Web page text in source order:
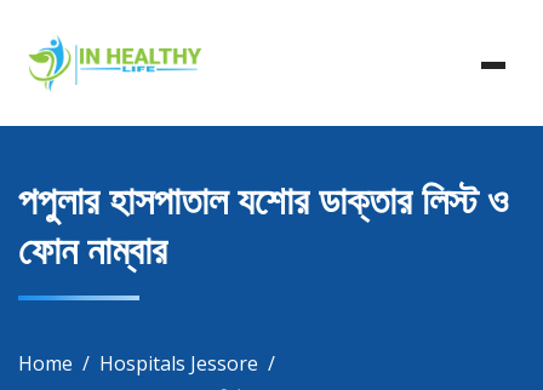
content
In Healthy Life
In Healthy Life, Healthy Life, Health Life, Doctor List,
Doctor Listing
পপুলার হাসপাতাল যশোর ডাক্তার লিস্ট ও
ফোন নাম্বার
Home
Hospitals Jessore